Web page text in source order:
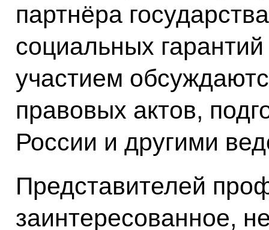
партнёра
социальных
участием
правовых актов,
России и другими
Представителей
заинтересованное,